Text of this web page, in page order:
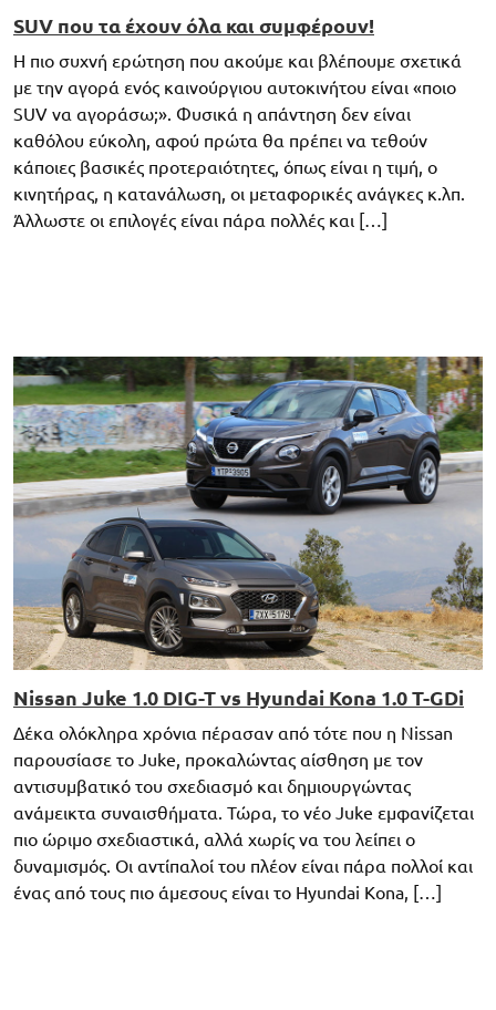
SUV που τα έχουν όλα και συμφέρουν!
Η πιο συχνή ερώτηση που ακούμε και βλέπουμε σχετικά
με την αγορά ενός καινούργιου αυτοκινήτου είναι «ποιο
SUV να αγοράσω;». Φυσικά η απάντηση δεν είναι
καθόλου εύκολη, αφού πρώτα θα πρέπει να τεθούν
κάποιες βασικές προτεραιότητες, όπως είναι η τιμή, ο
κινητήρας, η κατανάλωση, οι μεταφορικές ανάγκες κ.λπ.
Άλλωστε οι επιλογές είναι πάρα πολλές και […]
Nissan Juke 1.0 DIG-T vs Hyundai Kona 1.0 T-GDi
Δέκα ολόκληρα χρόνια πέρασαν από τότε που η Nissan
παρουσίασε το Juke, προκαλώντας αίσθηση με τον
αντισυμβατικό του σχεδιασμό και δημιουργώντας
ανάμεικτα συναισθήματα. Τώρα, το νέο Juke εμφανίζεται
πιο ώριμο σχεδιαστικά, αλλά χωρίς να του λείπει ο
δυναμισμός. Οι αντίπαλοί του πλέον είναι πάρα πολλοί και
ένας από τους πιο άμεσους είναι το Hyundai Kona, […]